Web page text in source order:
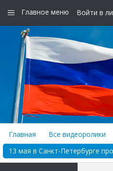
Главное меню Войти в
Главная
Все видеоролики
13 мая в Санкт-Петербурге